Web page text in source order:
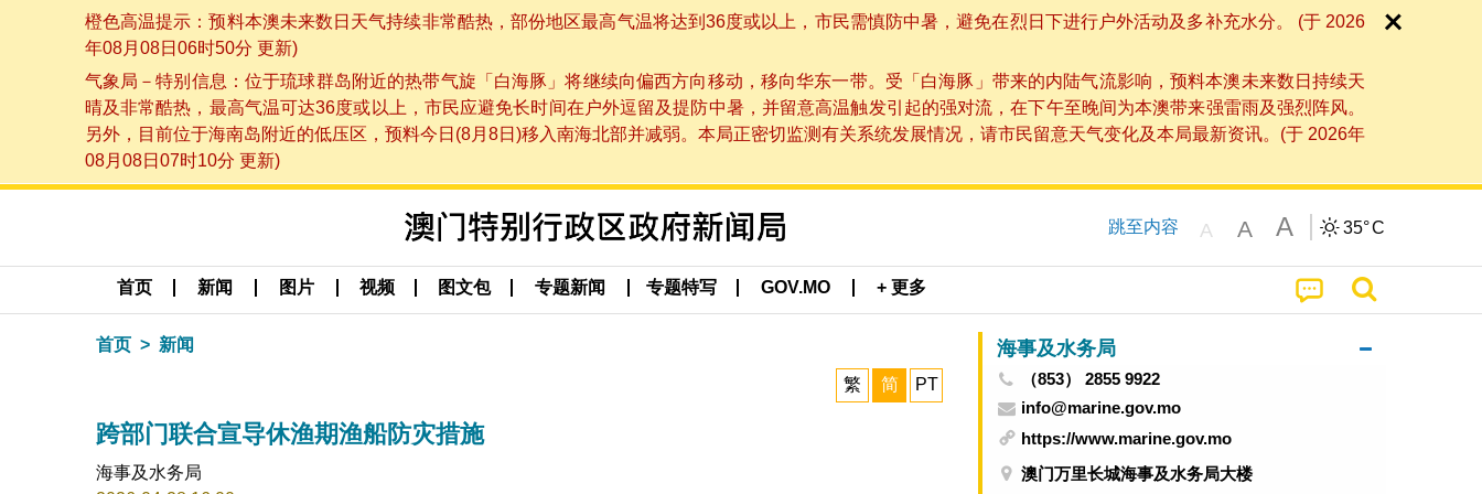
橙色高温提示：预料本澳未来数日天气持续非常酷热，部份地区最高气温将达到36度或以上，市民需慎防中暑，避免在烈日下进行户外活动及多补充水分。 (于 2026
年08月08日06时50分 更新)
气象局－特别信息：位于琉球群岛附近的热带气旋「白海豚」将继续向偏西方向移动，移向华东一带。受「白海豚」带来的内陆气流影响，预料本澳未来数日持续天
晴及非常酷热，最高气温可达36度或以上，市民应避免长时间在户外逗留及提防中暑，并留意高温触发引起的强对流，在下午至晚间为本澳带来强雷雨及强烈阵风。
另外，目前位于海南岛附近的低压区，预料今日(8月8日)移入南海北部并减弱。本局正密切监测有关系统发展情况，请市民留意天气变化及本局最新资讯。(于 2026年
08月08日07时10分 更新)
跳至内容 A A A 35°C
首页 新闻 图片 视频 图文包 专题新闻 专题特写 GOV.MO + 更多
首页 新闻
繁 简 PT
跨部门联合宣导休渔期渔船防灾措施
海事及水务局
海事及水务局
（853） 2855 9922
info@marine.gov.mo
https://www.marine.gov.mo
澳门万里长城海事及水务局大楼